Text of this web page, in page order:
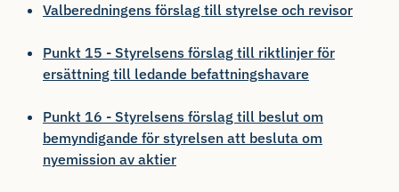
Valberedningens förslag till styrelse och revisor
Punkt 15 - Styrelsens förslag till riktlinjer för
ersättning till ledande befattningshavare
Punkt 16 - Styrelsens förslag till beslut om
bemyndigande för styrelsen att besluta om
nyemission av aktier